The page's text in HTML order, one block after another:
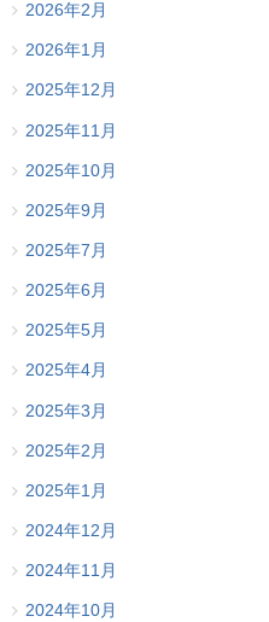
2026年2月
2026年1月
2025年12月
2025年11月
2025年10月
2025年9月
2025年7月
2025年6月
2025年5月
2025年4月
2025年3月
2025年2月
2025年1月
2024年12月
2024年11月
2024年10月